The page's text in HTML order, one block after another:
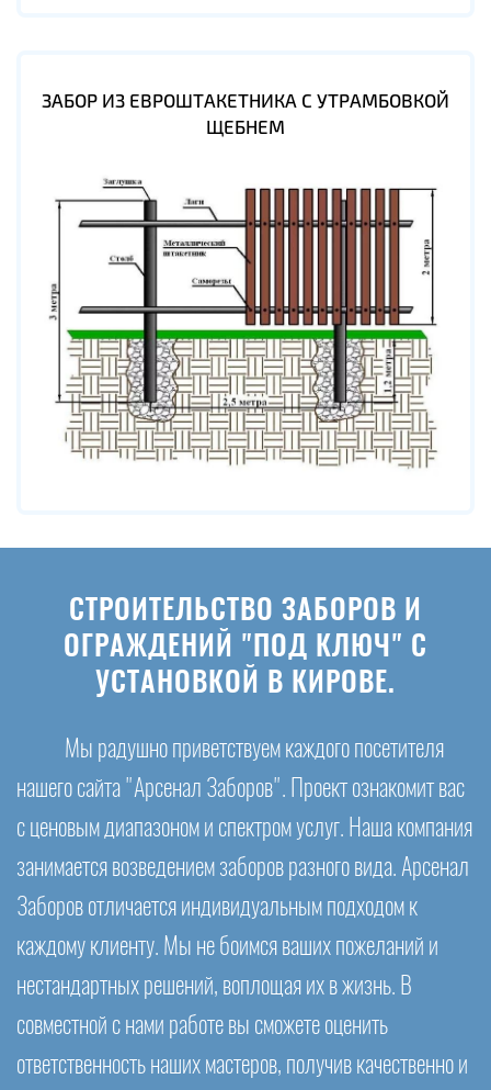
ЗАБОР ИЗ ЕВРОШТАКЕТНИКА С УТРАМБОВКОЙ
ЩЕБНЕМ
СТРОИТЕЛЬСТВО ЗАБОРОВ И
ОГРАЖДЕНИЙ "ПОД КЛЮЧ" С
УСТАНОВКОЙ В КИРОВЕ.
Мы радушно приветствуем каждого посетителя
нашего сайта "Арсенал Заборов". Проект ознакомит вас
с ценовым диапазоном и спектром услуг. Наша компания
занимается возведением заборов разного вида. Арсенал
Заборов отличается индивидуальным подходом к
каждому клиенту. Мы не боимся ваших пожеланий и
нестандартных решений, воплощая их в жизнь. В
совместной с нами работе вы сможете оценить
ответственность наших мастеров, получив качественно и